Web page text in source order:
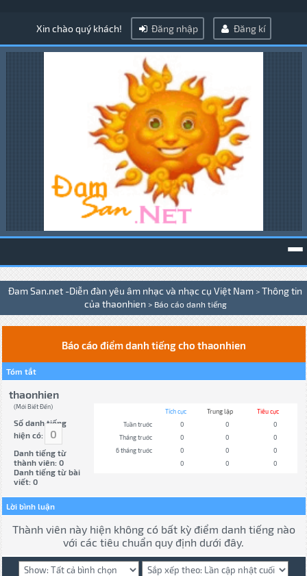
Xin chào quý khách! Đăng nhập Đăng kí
Đam San.net -Diễn đàn yêu âm nhạc và nhạc cụ Việt Nam > Thông tin
của thaonhien > Báo cáo danh tiếng
Báo cáo điểm danh tiếng cho thaonhien
Tóm tắt
thaonhien
(Mới Biết Đến)
Số danh tiếng
hiện có:
0
Danh tiếng từ
thành viên: 0
Danh tiếng từ bài
viết: 0
Tích cực Trung lập
Tiêu cực
Tuần trước
0 0
0
Tháng trước
0 0
0
6 tháng trước
0 0
0
0
0 0
Lời bình luận
Thành viên này hiện không có bất kỳ điểm danh tiếng nào
với các tiêu chuẩn quy định dưới đây.